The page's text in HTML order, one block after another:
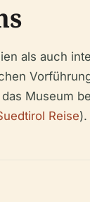
als auch
Museum
Reise).